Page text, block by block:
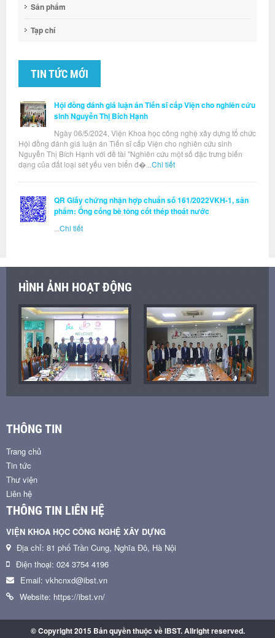
Sản phẩm
Tạp chí
TIN TỨC MỚI
Hội đồng đánh giá luận án Tiến sĩ cấp Viện cho nghiên cứu
sinh Nguyễn Thị Bích Hạnh
Ngày 06/5/2024, Viện Khoa học công nghệ xây dựng tổ chức
Hội đồng đánh giá luận án Tiến sĩ cấp Viện cho nghiên cứu sinh
Nguyễn Thị Bích Hạnh với đề tài "Nghiên cứu một số đặc trưng biến
dạng của đất loại sét yếu ven biển đ�... Chi tiết
QR Giấy chứng nhận hợp chuẩn số 161/2022VKH-1, sản
phẩm: Ống cống bê tông cốt thép thoát nước
Chi tiết
HÌNH ẢNH HOẠT ĐỘNG
THÔNG TIN
Trang chủ
Tin tức
Thư viện
Liên hệ
THÔNG TIN LIÊN HỆ
VIỆN KHOA HỌC CÔNG NGHỆ XÂY DỰNG
Địa chỉ: 81 phố Trần Cung, Nghĩa Đô, Hà Nội
Điện thoại: 024 3754 4196
Email: vkhcnxd@ibst.vn
Website: https://ibst.vn/
© Copyright 2015 Bản quyền thuộc về IBST. Allright reserved.